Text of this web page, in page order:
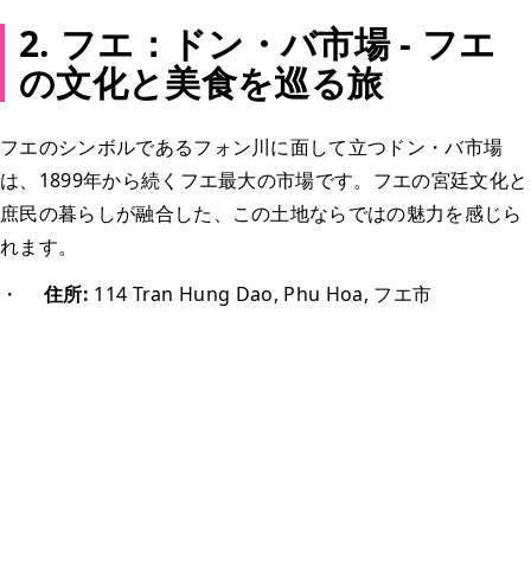
2. フエ：ドン・バ市場 - フエ
の文化と美食を巡る旅
フエのシンボルであるフォン川に面して立つドン・バ市場
は、1899年から続くフエ最大の市場です。フエの宮廷文化と
庶民の暮らしが融合した、この土地ならではの魅力を感じら
れます。
・
住所: 114 Tran Hung Dao, Phu Hoa, フエ市